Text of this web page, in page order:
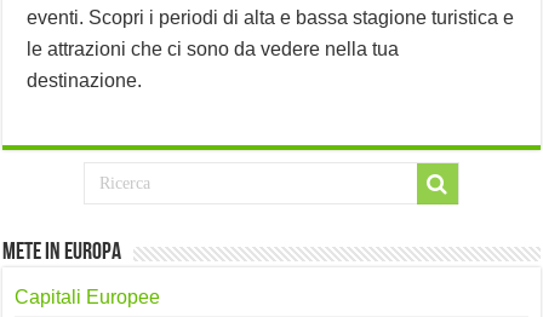
eventi. Scopri i periodi di alta e bassa stagione turistica e
le attrazioni che ci sono da vedere nella tua
destinazione.
Mete in Europa
Capitali Europee